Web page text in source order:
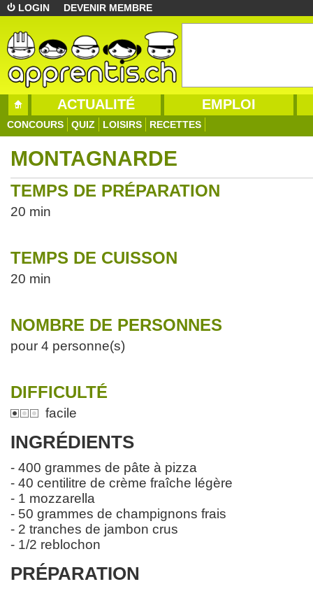
LOGIN DEVENIR MEMBRE
ACTUALITÉ EMPLOI
CONCOURS QUIZ LOISIRS RECETTES
MONTAGNARDE
TEMPS DE PRÉPARATION
20 min
TEMPS DE CUISSON
20 min
NOMBRE DE PERSONNES
pour 4 personne(s)
DIFFICULTÉ
facile
INGRÉDIENTS
- 400 grammes de pâte à pizza
- 40 centilitre de crème fraîche légère
- 1 mozzarella
- 50 grammes de champignons frais
- 2 tranches de jambon crus
- 1/2 reblochon
PRÉPARATION